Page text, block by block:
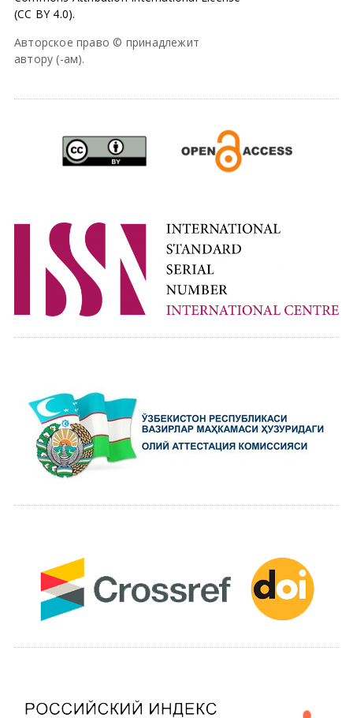
(CC BY 4.0).
Авторское право © принадлежит
автору (-ам).